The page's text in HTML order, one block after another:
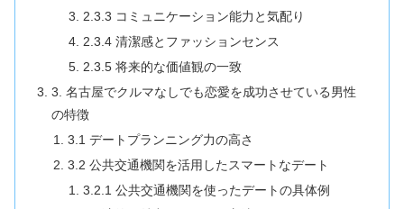
2.3.3 コミュニケーション能力と気配り
2.3.4 清潔感とファッションセンス
2.3.5 将来的な価値観の一致
3. 名古屋でクルマなしでも恋愛を成功させている男性
の特徴
3.1 デートプランニング力の高さ
3.2 公共交通機関を活用したスマートなデート
3.2.1 公共交通機関を使ったデートの具体例